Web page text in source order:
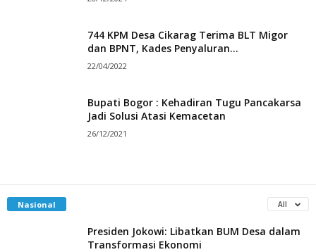
744 KPM Desa Cikarag Terima BLT Migor
dan BPNT, Kades Penyaluran...
22/04/2022
Bupati Bogor : Kehadiran Tugu Pancakarsa
Jadi Solusi Atasi Kemacetan
26/12/2021
Nasional All
Presiden Jokowi: Libatkan BUM Desa dalam
Transformasi Ekonomi